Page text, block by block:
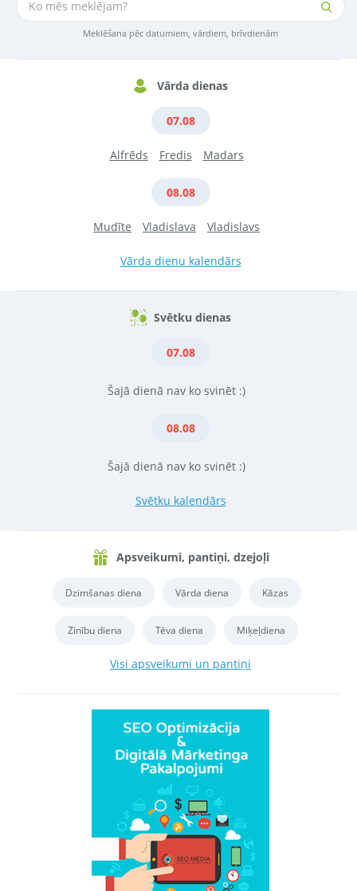
Meklēšana pēc datumiem, vārdiem, brīvdienām
Vārda dienas
07.08
Alfrēds Fredis Madars
08.08
Mudīte Vladislava Vladislavs
Vārda dienu kalendārs
Svētku dienas
07.08
Šajā dienā nav ko svinēt :)
08.08
Šajā dienā nav ko svinēt :)
Svētku kalendārs
Apsveikumi, pantiņi, dzejoļi
Dzimšanas diena Vārda diena Kāzas
Zinību diena Tēva diena Miķeļdiena
Visi apsveikumi un pantiņi